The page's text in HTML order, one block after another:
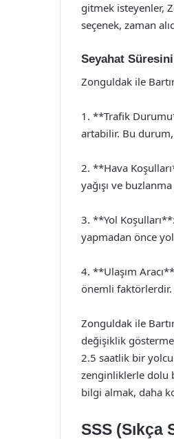
gitmek isteyenler,
seçenek, zaman
Seyahat
Zonguldak ile
1. **Trafik
artabilir. Bu
2. **Hava
yağışı ve
3. **Yol
yapmadan önce
4. **Ulaşım
önemli faktörlerdir.
Zonguldak ile
değişiklik
2.5 saatlik bir
zenginliklerle dolu
bilgi almak, daha
SSS (Sıkça